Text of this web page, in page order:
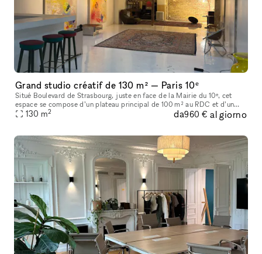
Grand studio créatif de 130 m² — Paris 10ᵉ
Situé Boulevard de Strasbourg, juste en face de la Mairie du 10ᵉ, cet
espace se compose d’un plateau principal de 100 m² au RDC et d’un
sous-sol exploitable de 30 m². L’emplacement est exceptionnel
130 m2 da960 € al giorno